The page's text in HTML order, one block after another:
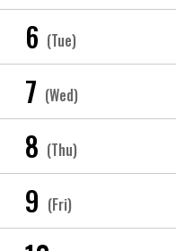
6 (Tue)
7 (Wed)
8 (Thu)
9 (Fri)